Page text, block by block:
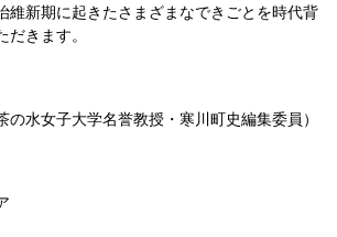
維新期に起きたさまざまなできごとを時代背
だきます。
の水女子大学名誉教授・寒川町史編集委員）